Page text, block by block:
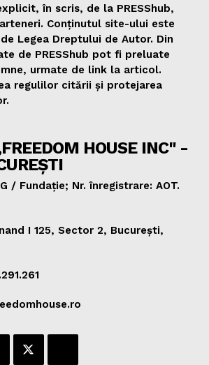
în scris, de la PRESShub,
Conținutul site-ului este
Legea Dreptului de Autor. Din
de PRESShub pot fi preluate
urmate de link la articol.
regulilor citării și protejarea
HOUSE INC" -
/ Fundație; Nr. înregistrare: AOT.
I 125, Sector 2, București,